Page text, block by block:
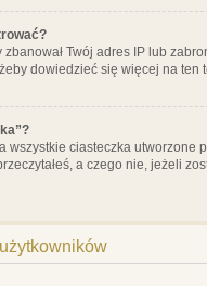
zbanował Twój adres IP lub
dowiedzieć się więcej na ten
wszystkie ciasteczka
a czego nie, jeżeli